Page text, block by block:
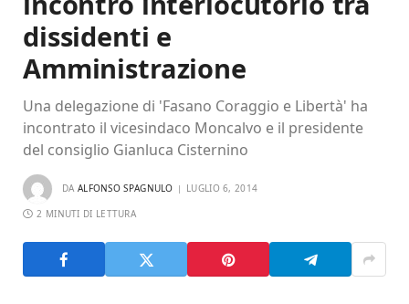
dissidenti e
Amministrazione
Una delegazione di 'Fasano Coraggio e Libertà' ha
incontrato il vicesindaco Moncalvo e il presidente
del consiglio Gianluca Cisternino
DA ALFONSO SPAGNULO LUGLIO 6, 2014
2 MINUTI DI LETTURA